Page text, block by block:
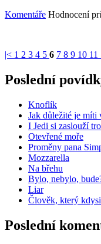
Komentáře Hodnocení
|< 1 2 3 4 5 6 7 8 9 10 11
Poslední
Knoflík
Jak důležité je míti
I Jedi si zaslouží
Otevřené moře
Proměny pana
Mozzarella
Na břehu
Bylo, nebylo,
Liar
Člověk, který
Poslední